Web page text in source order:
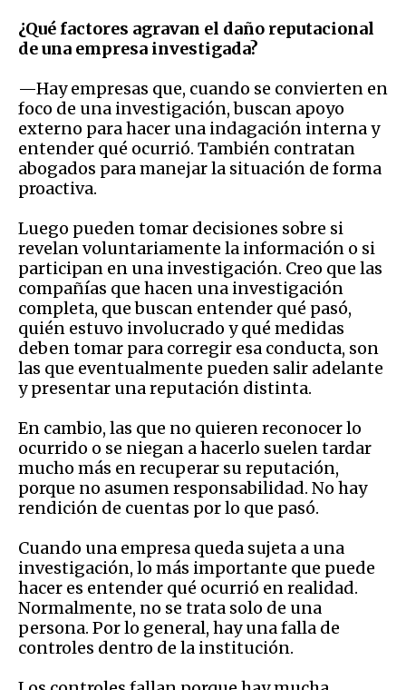
¿Qué factores agravan el daño reputacional
de una empresa investigada?
—Hay empresas que, cuando se convierten en
foco de una investigación, buscan apoyo
externo para hacer una indagación interna y
entender qué ocurrió. También contratan
abogados para manejar la situación de forma
proactiva.
Luego pueden tomar decisiones sobre si
revelan voluntariamente la información o si
participan en una investigación. Creo que las
compañías que hacen una investigación
completa, que buscan entender qué pasó,
quién estuvo involucrado y qué medidas
deben tomar para corregir esa conducta, son
las que eventualmente pueden salir adelante
y presentar una reputación distinta.
En cambio, las que no quieren reconocer lo
ocurrido o se niegan a hacerlo suelen tardar
mucho más en recuperar su reputación,
porque no asumen responsabilidad. No hay
rendición de cuentas por lo que pasó.
Cuando una empresa queda sujeta a una
investigación, lo más importante que puede
hacer es entender qué ocurrió en realidad.
Normalmente, no se trata solo de una
persona. Por lo general, hay una falla de
controles dentro de la institución.